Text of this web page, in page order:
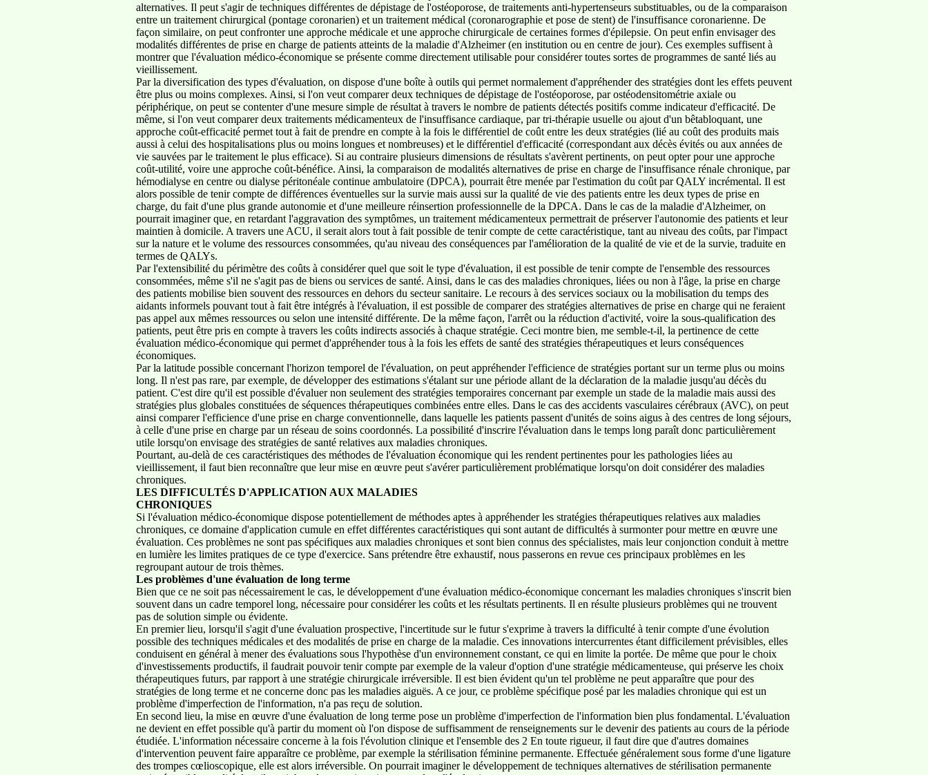
alternatives. Il peut s'agir de techniques différentes de dépistage de l'ostéoporose, de traitements anti-hypertenseurs substituables, ou de la comparaison
entre un traitement chirurgical (pontage coronarien) et un traitement médical (coronarographie et pose de stent) de l'insuffisance coronarienne. De
façon similaire, on peut confronter une approche médicale et une approche chirurgicale de certaines formes d'épilepsie. On peut enfin envisager des
modalités différentes de prise en charge de patients atteints de la maladie d'Alzheimer (en institution ou en centre de jour). Ces exemples suffisent à
montrer que l'évaluation médico-économique se présente comme directement utilisable pour considérer toutes sortes de programmes de santé liés au
vieillissement.
Par la diversification des types d'évaluation, on dispose d'une boîte à outils qui permet normalement d'appréhender des stratégies dont les effets peuvent
être plus ou moins complexes. Ainsi, si l'on veut comparer deux techniques de dépistage de l'ostéoporose, par ostéodensitométrie axiale ou
périphérique, on peut se contenter d'une mesure simple de résultat à travers le nombre de patients détectés positifs comme indicateur d'efficacité. De
même, si l'on veut comparer deux traitements médicamenteux de l'insuffisance cardiaque, par tri-thérapie usuelle ou ajout d'un bêtabloquant, une
approche coût-efficacité permet tout à fait de prendre en compte à la fois le différentiel de coût entre les deux stratégies (lié au coût des produits mais
aussi à celui des hospitalisations plus ou moins longues et nombreuses) et le différentiel d'efficacité (correspondant aux décès évités ou aux années de
vie sauvées par le traitement le plus efficace). Si au contraire plusieurs dimensions de résultats s'avèrent pertinents, on peut opter pour une approche
coût-utilité, voire une approche coût-bénéfice. Ainsi, la comparaison de modalités alternatives de prise en charge de l'insuffisance rénale chronique, par
hémodialyse en centre ou dialyse péritonéale continue ambulatoire (DPCA), pourrait être menée par l'estimation du coût par QALY incrémental. Il est
alors possible de tenir compte de différences éventuelles sur la survie mais aussi sur la qualité de vie des patients entre les deux types de prise en
charge, du fait d'une plus grande autonomie et d'une meilleure réinsertion professionnelle de la DPCA. Dans le cas de la maladie d'Alzheimer, on
pourrait imaginer que, en retardant l'aggravation des symptômes, un traitement médicamenteux permettrait de préserver l'autonomie des patients et leur
maintien à domicile. A travers une ACU, il serait alors tout à fait possible de tenir compte de cette caractéristique, tant au niveau des coûts, par l'impact
sur la nature et le volume des ressources consommées, qu'au niveau des conséquences par l'amélioration de la qualité de vie et de la survie, traduite en
termes de QALYs.
Par l'extensibilité du périmètre des coûts à considérer quel que soit le type d'évaluation, il est possible de tenir compte de l'ensemble des ressources
consommées, même s'il ne s'agit pas de biens ou services de santé. Ainsi, dans le cas des maladies chroniques, liées ou non à l'âge, la prise en charge
des patients mobilise bien souvent des ressources en dehors du secteur sanitaire. Le recours à des services sociaux ou la mobilisation du temps des
aidants informels pouvant tout à fait être intégrés à l'évaluation, il est possible de comparer des stratégies alternatives de prise en charge qui ne feraient
pas appel aux mêmes ressources ou selon une intensité différente. De la même façon, l'arrêt ou la réduction d'activité, voire la sous-qualification des
patients, peut être pris en compte à travers les coûts indirects associés à chaque stratégie. Ceci montre bien, me semble-t-il, la pertinence de cette
évaluation médico-économique qui permet d'appréhender tous à la fois les effets de santé des stratégies thérapeutiques et leurs conséquences
économiques.
Par la latitude possible concernant l'horizon temporel de l'évaluation, on peut appréhender l'efficience de stratégies portant sur un terme plus ou moins
long. Il n'est pas rare, par exemple, de développer des estimations s'étalant sur une période allant de la déclaration de la maladie jusqu'au décès du
patient. C'est dire qu'il est possible d'évaluer non seulement des stratégies temporaires concernant par exemple un stade de la maladie mais aussi des
stratégies plus globales constituées de séquences thérapeutiques combinées entre elles. Dans le cas des accidents vasculaires cérébraux (AVC), on peut
ainsi comparer l'efficience d'une prise en charge conventionnelle, dans laquelle les patients passent d'unités de soins aigus à des centres de long séjours,
à celle d'une prise en charge par un réseau de soins coordonnés. La possibilité d'inscrire l'évaluation dans le temps long paraît donc particulièrement
utile lorsqu'on envisage des stratégies de santé relatives aux maladies chroniques.
Pourtant, au-delà de ces caractéristiques des méthodes de l'évaluation économique qui les rendent pertinentes pour les pathologies liées au
vieillissement, il faut bien reconnaître que leur mise en œuvre peut s'avérer particulièrement problématique lorsqu'on doit considérer des maladies
chroniques.
LES DIFFICULTÉS D'APPLICATION AUX MALADIES
CHRONIQUES
Si l'évaluation médico-économique dispose potentiellement de méthodes aptes à appréhender les stratégies thérapeutiques relatives aux maladies
chroniques, ce domaine d'application cumule en effet différentes caractéristiques qui sont autant de difficultés à surmonter pour mettre en œuvre une
évaluation. Ces problèmes ne sont pas spécifiques aux maladies chroniques et sont bien connus des spécialistes, mais leur conjonction conduit à mettre
en lumière les limites pratiques de ce type d'exercice. Sans prétendre être exhaustif, nous passerons en revue ces principaux problèmes en les
regroupant autour de trois thèmes.
Les problèmes d'une évaluation de long terme
Bien que ce ne soit pas nécessairement le cas, le développement d'une évaluation médico-économique concernant les maladies chroniques s'inscrit bien
souvent dans un cadre temporel long, nécessaire pour considérer les coûts et les résultats pertinents. Il en résulte plusieurs problèmes qui ne trouvent
pas de solution simple ou évidente.
En premier lieu, lorsqu'il s'agit d'une évaluation prospective, l'incertitude sur le futur s'exprime à travers la difficulté à tenir compte d'une évolution
possible des techniques médicales et des modalités de prise en charge de la maladie. Ces innovations intercurrentes étant difficilement prévisibles, elles
conduisent en général à mener des évaluations sous l'hypothèse d'un environnement constant, ce qui en limite la portée. De même que pour le choix
d'investissements productifs, il faudrait pouvoir tenir compte par exemple de la valeur d'option d'une stratégie médicamenteuse, qui préserve les choix
thérapeutiques futurs, par rapport à une stratégie chirurgicale irréversible. Il est bien évident qu'un tel problème ne peut apparaître que pour des
stratégies de long terme et ne concerne donc pas les maladies aiguës. A ce jour, ce problème spécifique posé par les maladies chronique qui est un
problème d'imperfection de l'information, n'a pas reçu de solution.
En second lieu, la mise en œuvre d'une évaluation de long terme pose un problème d'imperfection de l'information bien plus fondamental. L'évaluation
ne devient en effet possible qu'à partir du moment où l'on dispose de suffisamment de renseignements sur le devenir des patients au cours de la période
étudiée. L'information nécessaire concerne à la fois l'évolution clinique et l'ensemble des 2 En toute rigueur, il faut dire que d'autres domaines
d'intervention peuvent faire apparaître ce problème, par exemple la stérilisation féminine permanente. Effectuée généralement sous forme d'une ligature
des trompes cœlioscopique, elle est alors irréversible. On pourrait imaginer le développement de techniques alternatives de stérilisation permanente